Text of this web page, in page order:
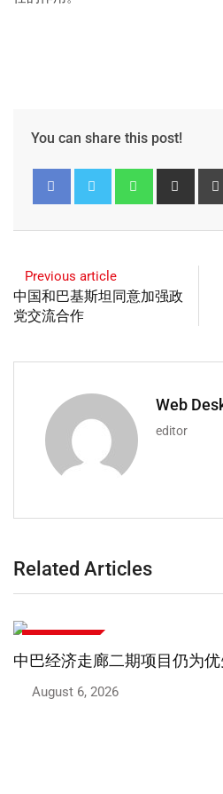
You can share this post!
Previous article
中国和巴基斯坦同意加强政
党交流合作
Web
editor
Related Articles
中巴经济走廊：巴基斯坦对华
August 5, 2026